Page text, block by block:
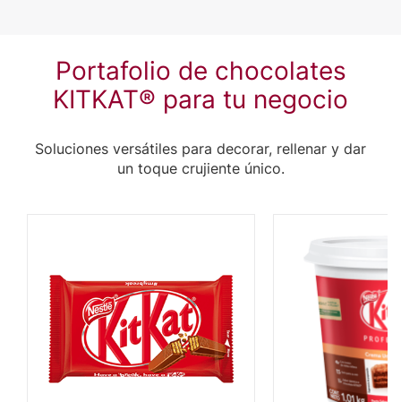
Portafolio de chocolates
KITKAT® para tu negocio
Soluciones versátiles para decorar, rellenar y dar
un toque crujiente único.